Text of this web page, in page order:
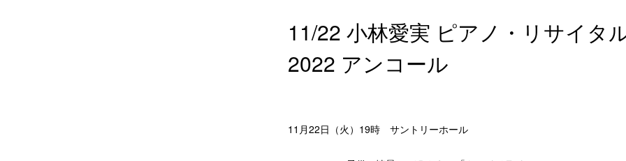
11/22 小林愛実 ピアノ・リサイタ
2022 アンコール
11月22日（火）19時 サントリーホール